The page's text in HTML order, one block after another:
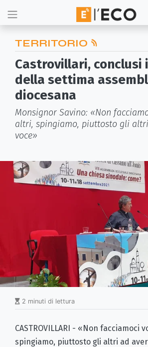
TERRITORIO
Castrovillari, conclusi
della settima
diocesana
Monsignor Savino: «Non
altri, spingiamo, piuttosto gli
voce»
2 minuti di lettura
CASTROVILLARI - «Non facciamoci
spingiamo, piuttosto gli altri ad